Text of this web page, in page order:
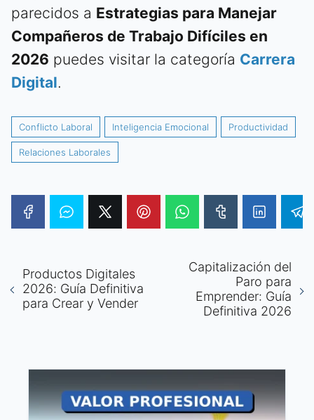
parecidos a Estrategias para Manejar
Compañeros de Trabajo Difíciles en
2026 puedes visitar la categoría Carrera
Digital.
Conflicto Laboral Inteligencia Emocional Productividad
Relaciones Laborales
Productos Digitales
2026: Guía Definitiva
para Crear y Vender
Capitalización del
Paro para
Emprender: Guía
Definitiva 2026